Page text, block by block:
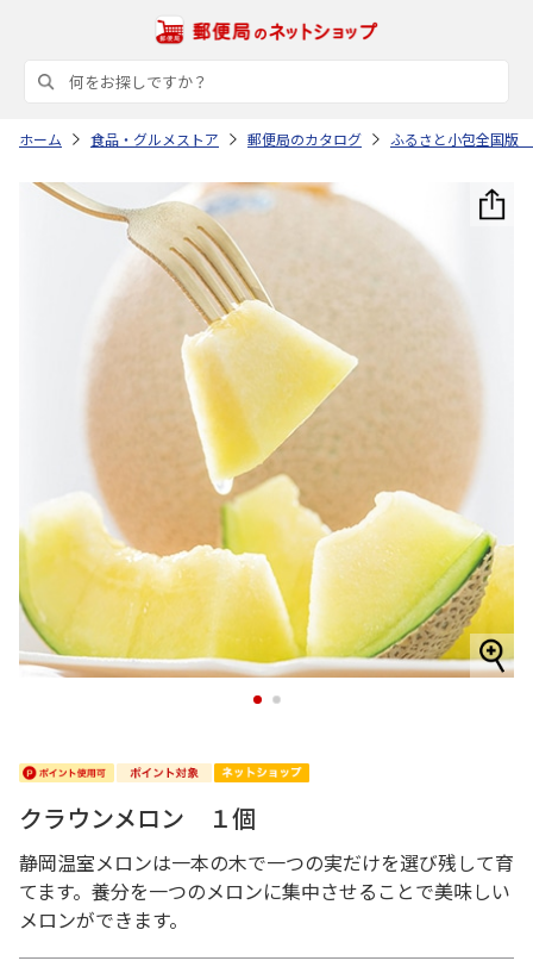
ホーム 食品・グルメストア 郵便局のカタログ ふるさと小包全国版
1 2
クラウンメロン １個
静岡温室メロンは一本の木で一つの実だけを選び残して育
てます。養分を一つのメロンに集中させることで美味しい
メロンができます。